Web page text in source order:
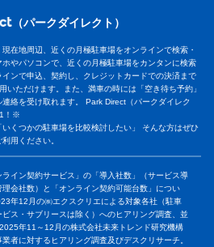
（パークダイレクト）
在地周辺、近くの月極駐車場をオンラインで検索・
やパソコンで、近くの月極駐車場をカンタンに検索
ンで申込、契約し、クレジットカードでの決済まで
いただけます。また、満車の時には「空き待ち予約」
絡を受け取れます。 Park Direct（パークダイレク
！※
いくつかの駐車場を比較検討したい」 そんな方はぜひ
用ください。
イン契約サービス」の「導入社数」（サービス導
理会社数）と「オンライン契約可能台数」につい
年12月の㈱エクスクリエによる対象各社（駐車
ス・サブリースは除く）へのヒアリング調査、並
年11～12月の株式会社未来トレンド研究機構
者に対するヒアリング調査及びデスクリサーチ。